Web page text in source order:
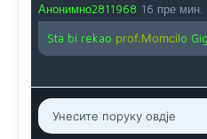
Анонимно2811968 16 пре мин.
Sta bi rekao prof.Momcilo